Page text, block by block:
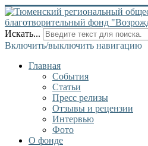
Искать...
Включить/выключить навигацию
Главная
События
Статьи
Пресс релизы
Отзывы и рецензии
Интервью
Фото
О фонде